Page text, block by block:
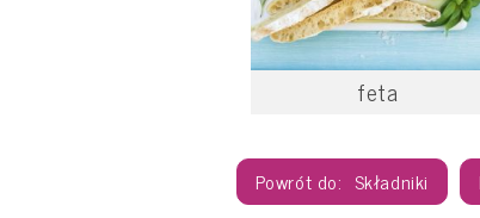
feta
Składniki